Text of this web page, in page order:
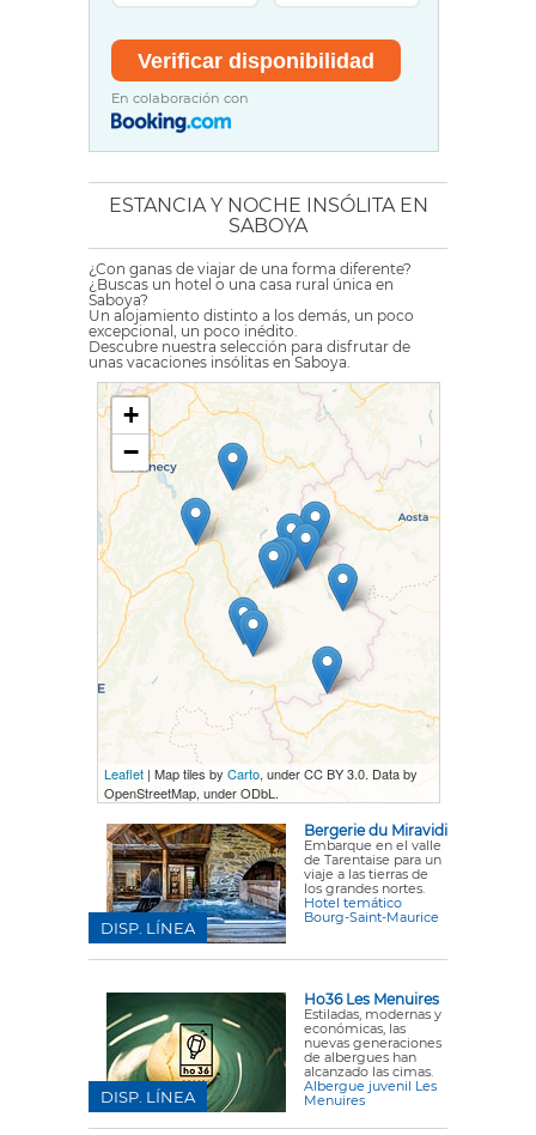
En colaboración con
ESTANCIA Y NOCHE INSÓLITA EN
SABOYA
¿Con ganas de viajar de una forma diferente?
¿Buscas un hotel o una casa rural única en
Saboya?
Un alojamiento distinto a los demás, un poco
excepcional, un poco inédito.
Descubre nuestra selección para disfrutar de
unas vacaciones insólitas en Saboya.
+
−
Leaflet| Map tiles by Carto, under CC BY 3.0. Data by
OpenStreetMap, under ODbL.
Bergerie du Miravidi
Embarque en el valle
de Tarentaise para un
viaje a las tierras de
los grandes nortes.
Hotel temático
Bourg-Saint-Maurice
DISP. LÍNEA
Ho36 Les Menuires
Estiladas, modernas y
económicas, las
nuevas generaciones
de albergues han
alcanzado las cimas.
Albergue juvenil Les
Menuires
DISP. LÍNEA